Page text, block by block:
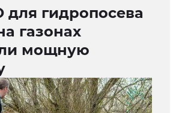
гидропосева
газонах
мощную